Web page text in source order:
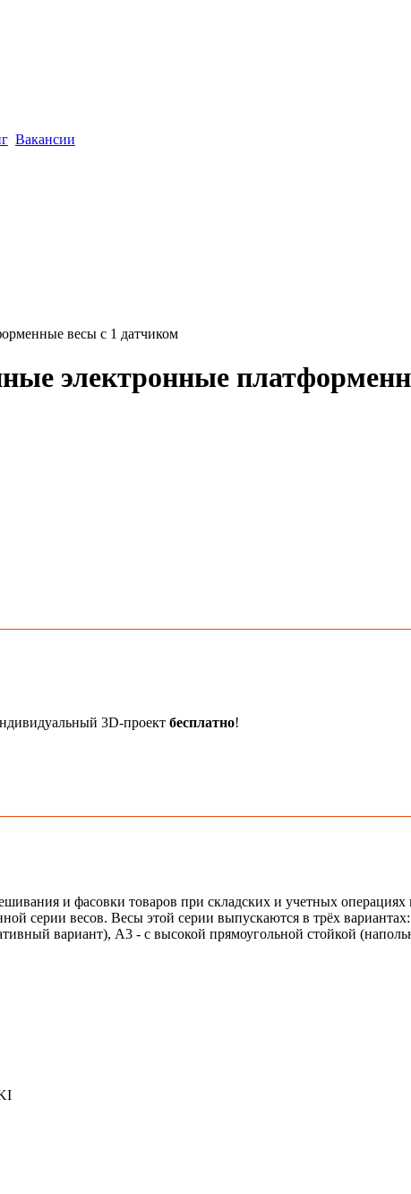
Вакансии
весы с 1 датчиком
электронные
3D-проект бесплатно!
и фасовки товаров при складских и учетных
серии весов. Весы этой серии выпускаются в трёх
вариант), A3 - с высокой прямоугольной стойкой